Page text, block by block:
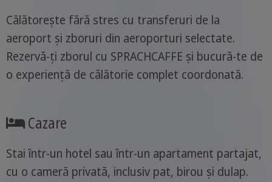
Călătorește fără stres cu transferuri de la
aeroport și zboruri din aeroporturi selectate.
Rezervă-ți zborul cu SPRACHCAFFE și bucură-te de
o experiență de călătorie complet coordonată.
Cazare
Stai într-un hotel sau într-un apartament partajat,
cu o cameră privată, inclusiv pat, birou și dulap.